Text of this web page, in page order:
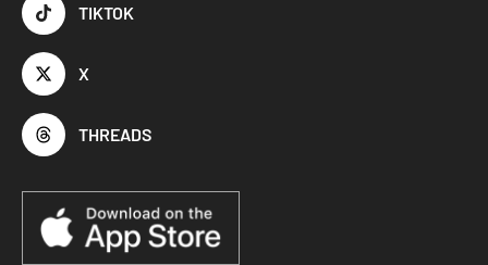
TIKTOK
X
THREADS